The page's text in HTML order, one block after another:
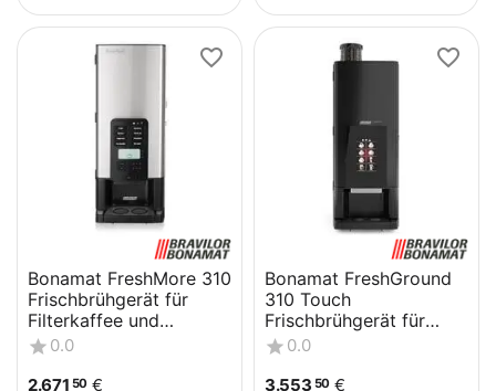
Bonamat FreshMore 310
Frischbrühgerät für
Filterkaffee und
Heißgetränkevarianten
0.0
2.671 50 €
Bonamat FreshGround
310 Touch
Frischbrühgerät für
Bohnenkaffee und
Heißgetränkevarianten
0.0
3.553 50 €